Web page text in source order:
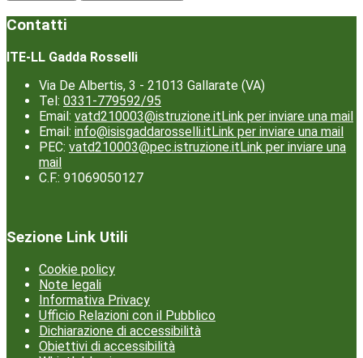
Contatti
ITE-LL Gadda Rosselli
Via De Albertis, 3 - 21013 Gallarate (VA)
Tel: 0331-779592/95
Email: vatd210003@istruzione.itLink per inviare una mail
Email: info@isisgaddarosselli.itLink per inviare una mail
PEC: vatd210003@pec.istruzione.itLink per inviare una
mail
C.F.: 91069050127
Sezione Link Utili
Cookie policy
Note legali
Informativa Privacy
Ufficio Relazioni con il Pubblico
Dichiarazione di accessibilità
Obiettivi di accessibilità